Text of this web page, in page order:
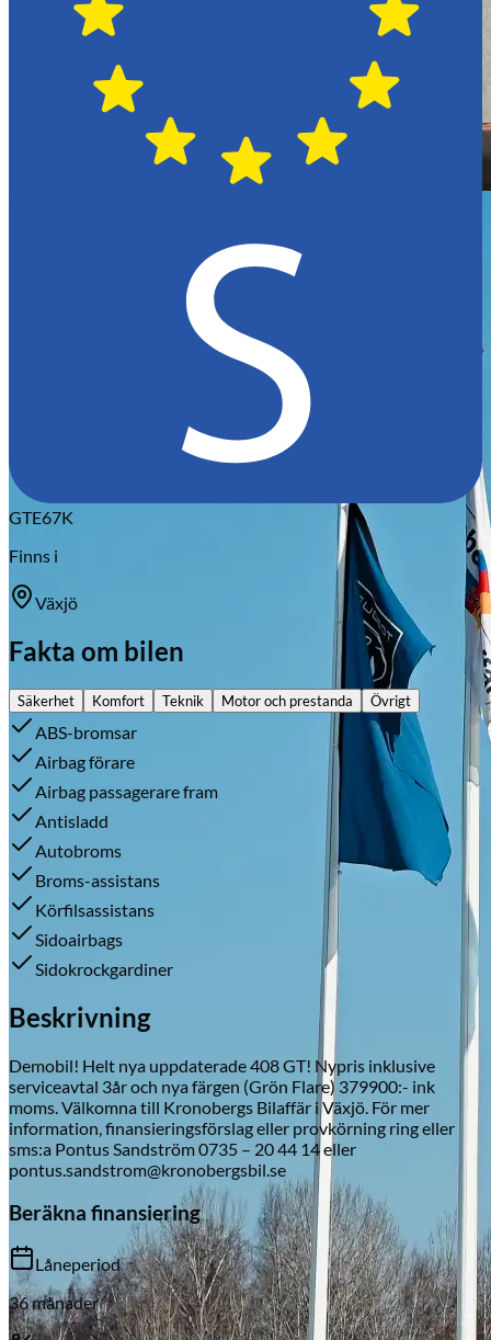
Skadeverkstad
GTE67K
Finns i
Växjö
Fakta om bilen
Säkerhet Komfort Teknik Motor och prestanda Övrigt
ABS-bromsar
Airbag förare
Airbag passagerare fram
Antisladd
Autobroms
Broms-assistans
Körfilsassistans
Sidoairbags
Sidokrockgardiner
Beskrivning
Demobil! Helt nya uppdaterade 408 GT! Nypris inklusive
serviceavtal 3år och nya färgen (Grön Flare) 379900:- ink
moms. Välkomna till Kronobergs Bilaffär i Växjö. För mer
information, finansieringsförslag eller provkörning ring eller
sms:a Pontus Sandström 0735 – 20 44 14 eller
pontus.sandstrom@kronobergsbil.se
Beräkna finansiering
Låneperiod
36månader